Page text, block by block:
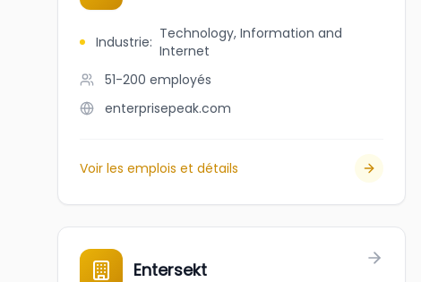
Industrie: Technology, Information and
Internet
51-200 employés
enterprisepeak.com
Voir les emplois et détails
Entersekt